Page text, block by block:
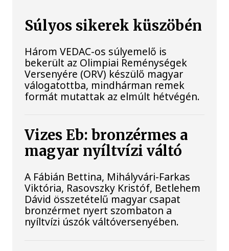
Súlyos sikerek küszöbén
Három VEDAC-os súlyemelő is
bekerült az Olimpiai Reménységek
Versenyére (ORV) készülő magyar
válogatottba, mindhárman remek
formát mutattak az elmúlt hétvégén.
Vizes Eb: bronzérmes a
magyar nyíltvízi váltó
A Fábián Bettina, Mihályvári-Farkas
Viktória, Rasovszky Kristóf, Betlehem
Dávid összetételű magyar csapat
bronzérmet nyert szombaton a
nyíltvízi úszók váltóversenyében.